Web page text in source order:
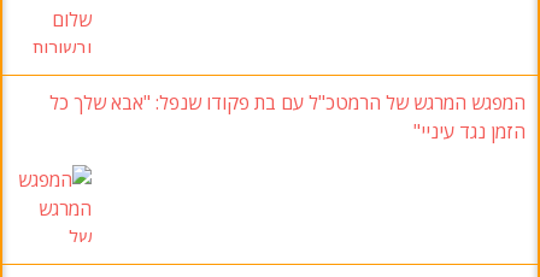
המפגש המרגש של הרמטכ"ל עם בת פקודו שנפל: "אבא שלך כל
הזמן נגד עיניי"